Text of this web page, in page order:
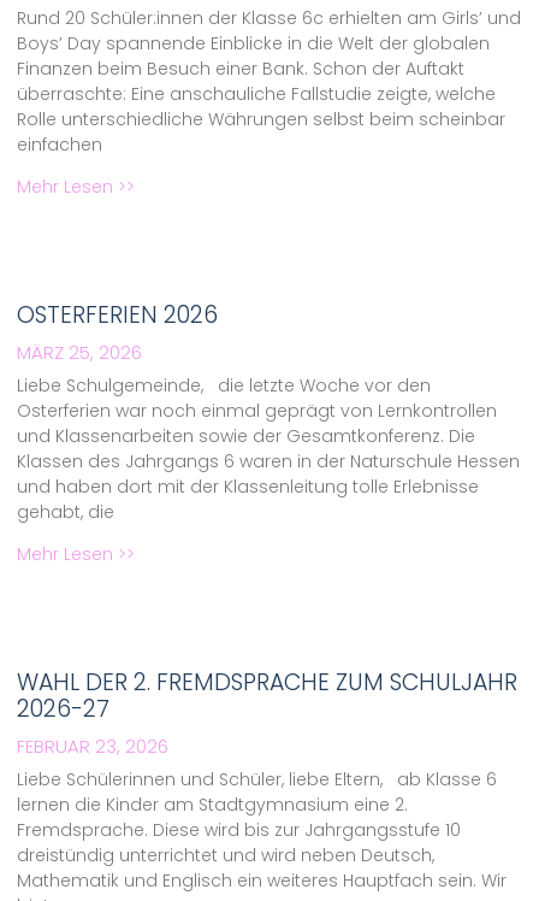
Rund 20 Schüler:innen der Klasse 6c erhielten am Girls’ und
Boys’ Day spannende Einblicke in die Welt der globalen
Finanzen beim Besuch einer Bank. Schon der Auftakt
überraschte: Eine anschauliche Fallstudie zeigte, welche
Rolle unterschiedliche Währungen selbst beim scheinbar
einfachen
Mehr Lesen >>
OSTERFERIEN 2026
MÄRZ 25, 2026
Liebe Schulgemeinde, die letzte Woche vor den
Osterferien war noch einmal geprägt von Lernkontrollen
und Klassenarbeiten sowie der Gesamtkonferenz. Die
Klassen des Jahrgangs 6 waren in der Naturschule Hessen
und haben dort mit der Klassenleitung tolle Erlebnisse
gehabt, die
Mehr Lesen >>
WAHL DER 2. FREMDSPRACHE ZUM SCHULJAHR
2026-27
FEBRUAR 23, 2026
Liebe Schülerinnen und Schüler, liebe Eltern, ab Klasse 6
lernen die Kinder am Stadtgymnasium eine 2.
Fremdsprache. Diese wird bis zur Jahrgangsstufe 10
dreistündig unterrichtet und wird neben Deutsch,
Mathematik und Englisch ein weiteres Hauptfach sein. Wir